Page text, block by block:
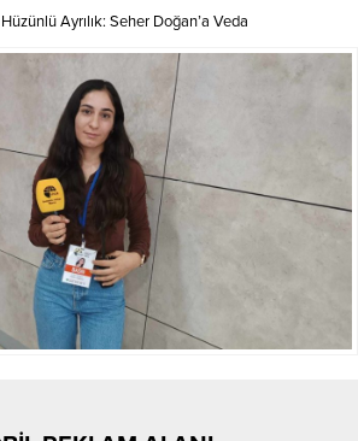
Ayrılık: Seher Doğan’a Veda